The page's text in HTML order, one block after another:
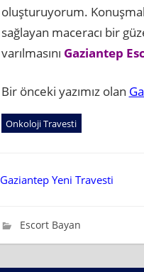
oluşturuyorum.
sağlayan maceracı bir
varılmasını Gaziantep
Bir önceki yazımız olan
Onkoloji Travesti
Yazı
Gaziantep Yeni Travesti
Mayıs 24, 2024
wpadmin_637ca3
Escort Bayan